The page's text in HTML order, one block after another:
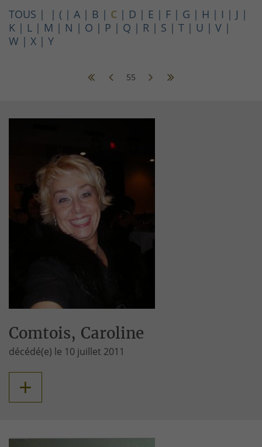
TOUS
( A B C D E F G H I
J
K
L M N O P Q R S T U
V
W
X Y
55
Comtois, Caroline
décédé(e) le 10 juillet 2011
+